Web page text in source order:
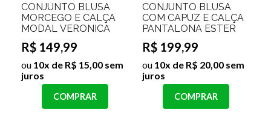
CONJUNTO BLUSA
MORCEGO E CALÇA
MODAL VERONICA
R$ 149,99
ou 10x de R$ 15,00 sem
juros
COMPRAR
CONJUNTO BLUSA
COM CAPUZ E CALÇA
PANTALONA ESTER
R$ 199,99
ou 10x de R$ 20,00 sem
juros
COMPRAR